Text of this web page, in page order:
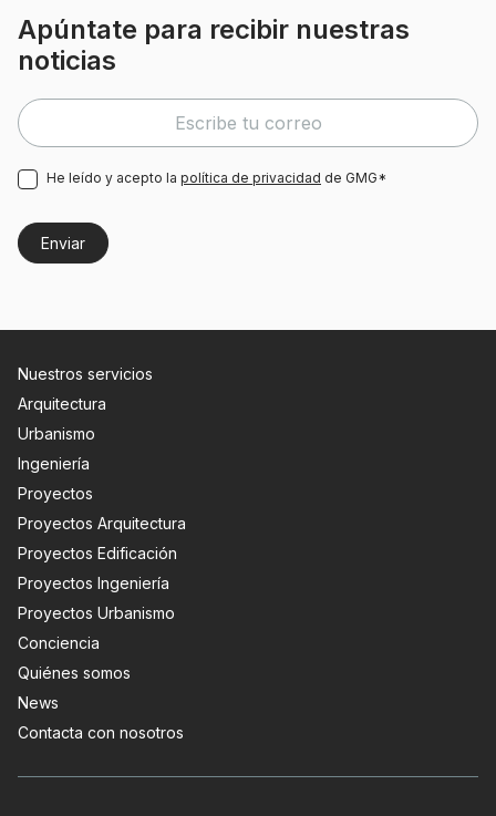
Apúntate para recibir nuestras
noticias
He leído y acepto la política de privacidad de GMG*
Nuestros servicios
Arquitectura
Urbanismo
Ingeniería
Proyectos
Proyectos Arquitectura
Proyectos Edificación
Proyectos Ingeniería
Proyectos Urbanismo
Conciencia
Quiénes somos
News
Contacta con nosotros